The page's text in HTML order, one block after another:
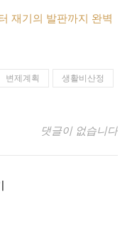
재기의 발판까지 완벽
변제계획
생활비산정
댓글이 없습니다